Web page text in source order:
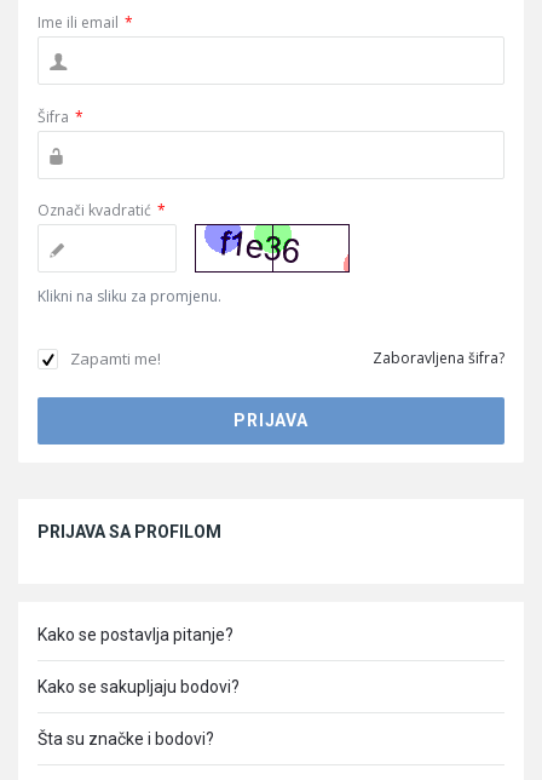
Ime ili email *
Šifra *
Označi kvadratić *
Klikni na sliku za promjenu.
Zapamti me! Zaboravljena šifra?
PRIJAVA SA PROFILOM
Kako se postavlja pitanje?
Kako se sakupljaju bodovi?
Šta su značke i bodovi?